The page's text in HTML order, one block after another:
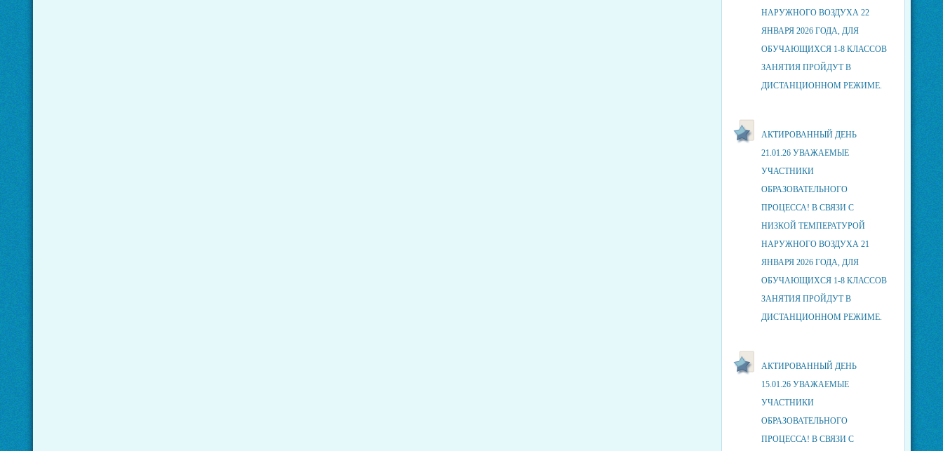
НАРУЖНОГО ВОЗДУХА 22
ЯНВАРЯ 2026 ГОДА, ДЛЯ
ОБУЧАЮЩИХСЯ 1-8 КЛАССОВ
ЗАНЯТИЯ ПРОЙДУТ В
ДИСТАНЦИОННОМ РЕЖИМЕ.
АКТИРОВАННЫЙ ДЕНЬ
21.01.26 УВАЖАЕМЫЕ
УЧАСТНИКИ
ОБРАЗОВАТЕЛЬНОГО
ПРОЦЕССА! В СВЯЗИ С
НИЗКОЙ ТЕМПЕРАТУРОЙ
НАРУЖНОГО ВОЗДУХА 21
ЯНВАРЯ 2026 ГОДА, ДЛЯ
ОБУЧАЮЩИХСЯ 1-8 КЛАССОВ
ЗАНЯТИЯ ПРОЙДУТ В
ДИСТАНЦИОННОМ РЕЖИМЕ.
АКТИРОВАННЫЙ ДЕНЬ
15.01.26 УВАЖАЕМЫЕ
УЧАСТНИКИ
ОБРАЗОВАТЕЛЬНОГО
ПРОЦЕССА! В СВЯЗИ С